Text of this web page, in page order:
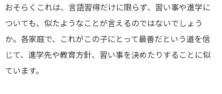
おそらくこれは、言語習得だけに限らず、習い事や進学に
ついても、似たようなことが言えるのではないでしょう
か。各家庭で、これがこの子にとって最善だという道を信
じて、進学先や教育方針、習い事を決めたりすることに似
ています。